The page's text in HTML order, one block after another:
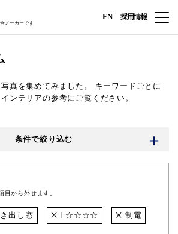
メーカーです
EN 採用情報
真を集めてみました。
キーワードごとに
ンテリアの参考にご覧ください。
条件で絞り込む
目から外せます。
出し窓 F☆☆☆☆ 制電